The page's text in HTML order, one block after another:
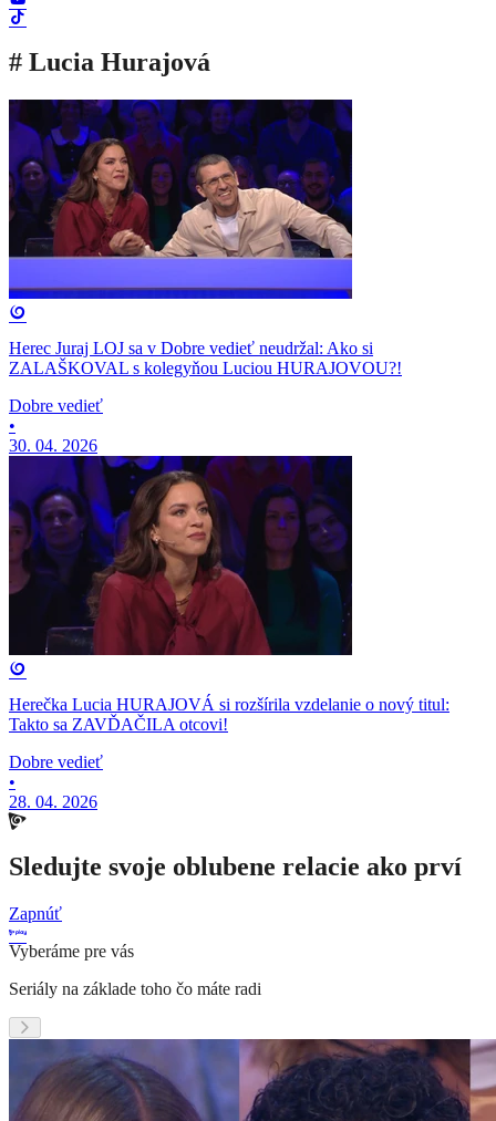
# Lucia Hurajová
Herec Juraj LOJ sa v Dobre vedieť neudržal: Ako si
ZALAŠKOVAL s kolegyňou Luciou HURAJOVOU?!
Dobre vedieť
•
30. 04. 2026
Herečka Lucia HURAJOVÁ si rozšírila vzdelanie o nový titul:
Takto sa ZAVĎAČILA otcovi!
Dobre vedieť
•
28. 04. 2026
Sledujte svoje oblubene relacie ako prví
Zapnúť
Vyberáme pre vás
Seriály na základe toho čo máte radi